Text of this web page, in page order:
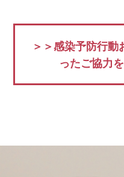
＞＞感染予防行
ったご協力